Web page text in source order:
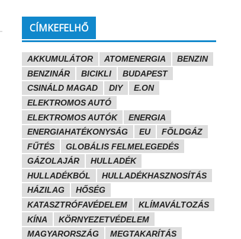
CÍMKEFELHŐ
AKKUMULÁTOR ATOMENERGIA
BENZIN
BENZINÁR
BICIKLI
BUDAPEST
CSINÁLD MAGAD
DIY
E.ON
ELEKTROMOS AUTÓ
ELEKTROMOS AUTÓK
ENERGIA
ENERGIAHATÉKONYSÁG
EU
FÖLDGÁZ
FŰTÉS
GLOBÁLIS FELMELEGEDÉS
GÁZOLAJÁR
HULLADÉK
HULLADÉKBÓL
HULLADÉKHASZNOSÍTÁS
HÁZILAG
HŐSÉG
KATASZTRÓFAVÉDELEM
KLÍMAVÁLTOZÁS
KÍNA
KÖRNYEZETVÉDELEM
MAGYARORSZÁG
MEGTAKARÍTÁS